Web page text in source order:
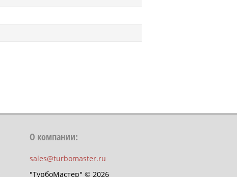
О компании:
sales@turbomaster.ru
"ТурбоМастер" © 2026